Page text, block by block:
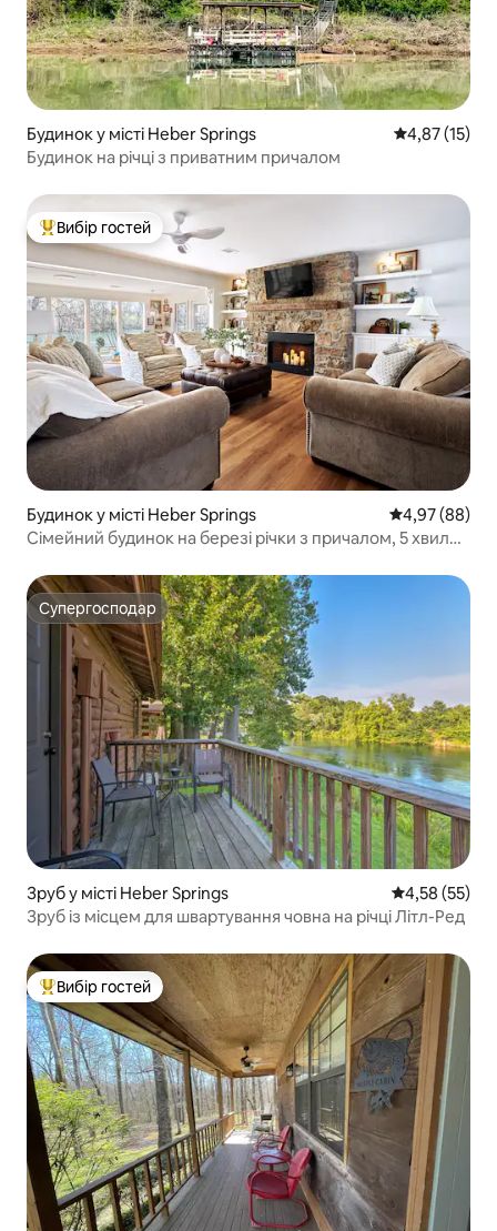
Будинок у місті Heber Springs Середня
4,87 (15)
Будинок на річці з приватним причалом
Топ вибір гостей
Вибір гостей
Будинок у місті Heber Springs Середня
4,97 (88)
Сімейний будинок на березі річки з причалом, 5 хвилин
Супергосподар
Супергосподар
Зруб у місті Heber Springs Середня
4,58 (55)
Зруб із місцем для швартування човна на річці Літл-Ред
Топ вибір гостей
Вибір гостей